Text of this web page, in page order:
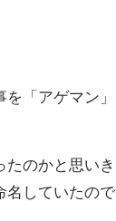
「アゲマン」
たのかと思いき
名していたので